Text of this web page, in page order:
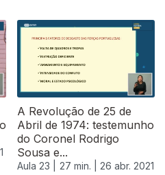
A Revolução de 25 de
Abril de 1974: testemunho
do Coronel Rodrigo
Sousa e...
Aula 23 | 27 min. | 26 abr. 2021